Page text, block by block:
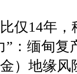
仅14年
”：缅甸复
）地缘风